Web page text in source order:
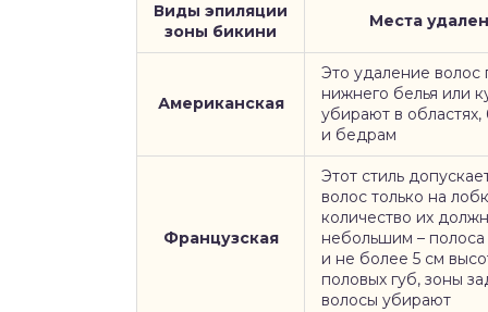
Виды эпиляции
зоны бикини
Места
Американская
Это удаление волос
нижнего белья или
убирают в областях,
и бедрам
Французская
Этот стиль
волос только на
количество их
небольшим –
и не более 5 см
половых губ, зоны
волосы убирают